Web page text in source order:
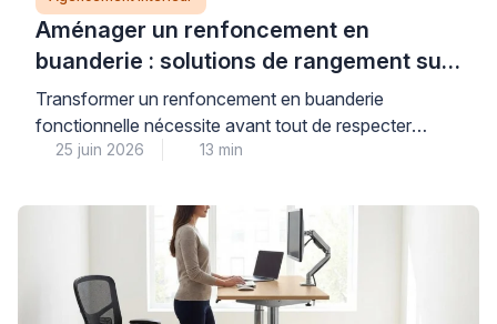
Aménager un renfoncement en
buanderie : solutions de rangement sur
mesure
Transformer un renfoncement en buanderie
fonctionnelle nécessite avant tout de respecter
certaines règles de sécurité, notamment concernant
muraux. Cette attention portée aux aspects
techniques garantit un aménagement durable qui
supportera efficacement le poids des produits
d’entretien et du linge, tout en préservant l’intégrité de
vos cloisons. […]
25 juin 2026 13 min